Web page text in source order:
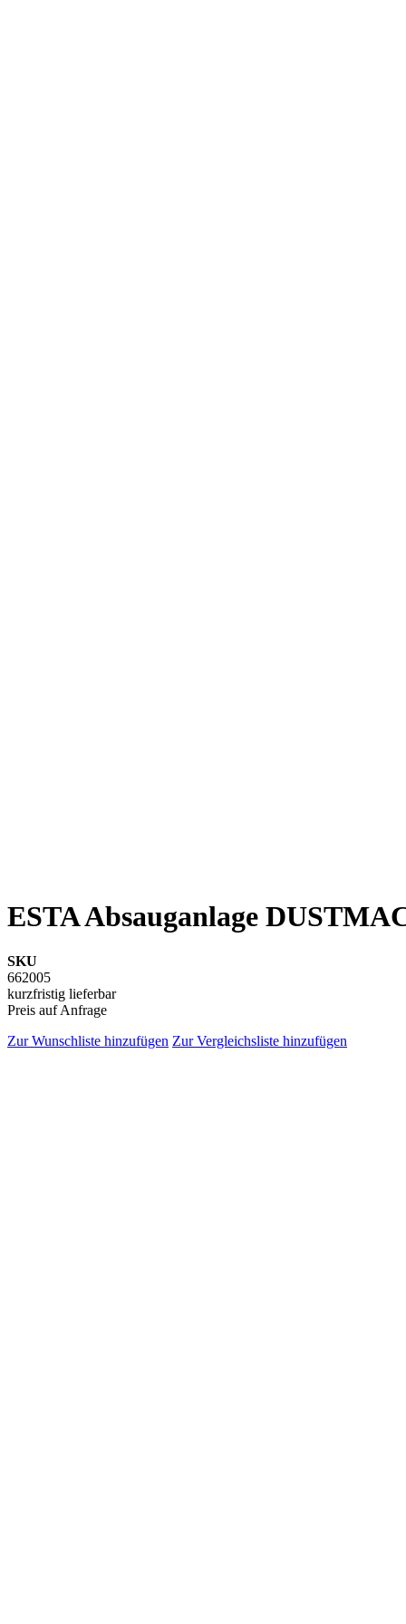
ESTA Absauganlage
SKU
662005
kurzfristig lieferbar
Preis auf Anfrage
Zur Wunschliste hinzufügen Zur Vergleichsliste hinzufügen